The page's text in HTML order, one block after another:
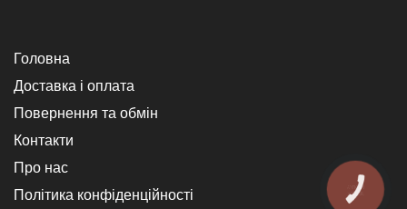
Головна
Доставка і оплата
Повернення та обмін
Контакти
Про нас
Політика конфіденційності
КНОПКА
ЗВ'ЯЗКУ